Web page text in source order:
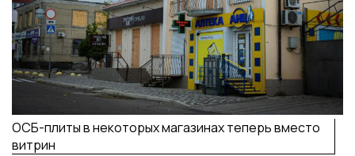
ОСБ-плиты в некоторых магазинах теперь вместо
витрин